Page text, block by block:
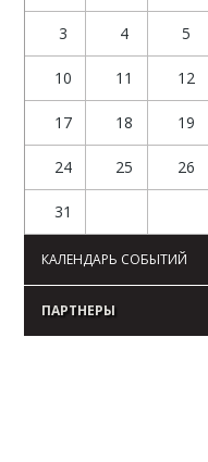
3 4 5
10 11 12
17 18 19
24 25 26
31
КАЛЕНДАРЬ СОБЫТИЙ
ПАРТНЕРЫ